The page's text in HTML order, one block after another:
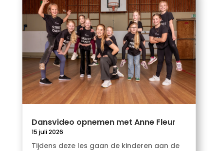
Dansvideo opnemen met Anne Fleur
15 juli 2026
Tijdens deze les gaan de kinderen aan de